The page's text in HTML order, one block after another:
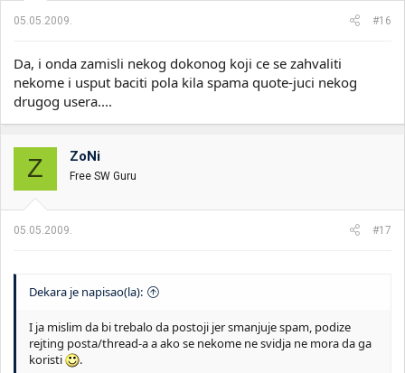
05.05.2009. #16
Da, i onda zamisli nekog dokonog koji ce se zahvaliti
nekome i usput baciti pola kila spama quote-juci nekog
drugog usera....
Z ZoNi
Free SW Guru
05.05.2009. #17
Dekara je napisao(la):
I ja mislim da bi trebalo da postoji jer smanjuje spam, podize
rejting posta/thread-a a ako se nekome ne svidja ne mora da ga
koristi
.